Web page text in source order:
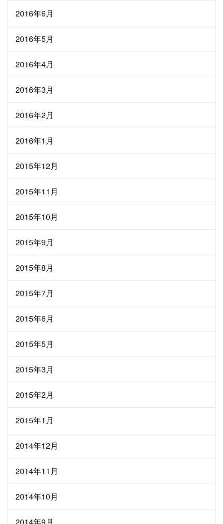
2016年6月
2016年5月
2016年4月
2016年3月
2016年2月
2016年1月
2015年12月
2015年11月
2015年10月
2015年9月
2015年8月
2015年7月
2015年6月
2015年5月
2015年3月
2015年2月
2015年1月
2014年12月
2014年11月
2014年10月